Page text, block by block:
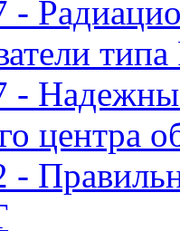
-
-
центра
-